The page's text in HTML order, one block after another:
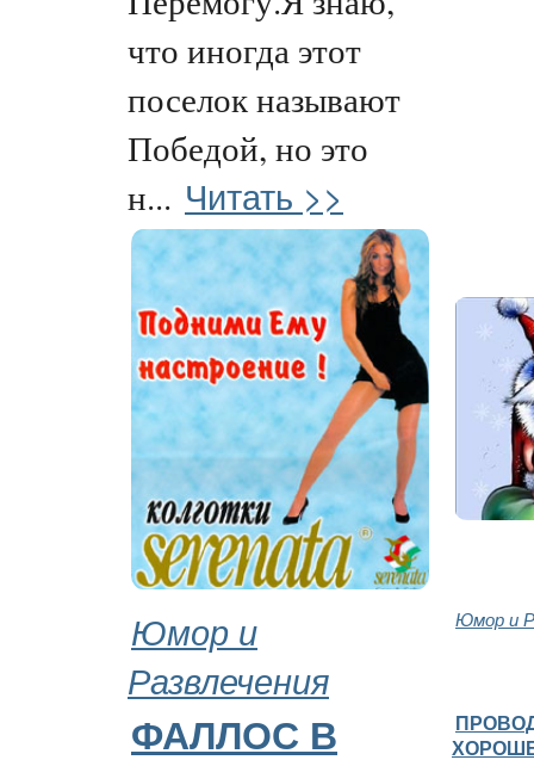
что иногда этот
поселок называют
Победой, но это
н... Читать >>
Юмор и
Развлечения
Юмор и
ФАЛЛОС В